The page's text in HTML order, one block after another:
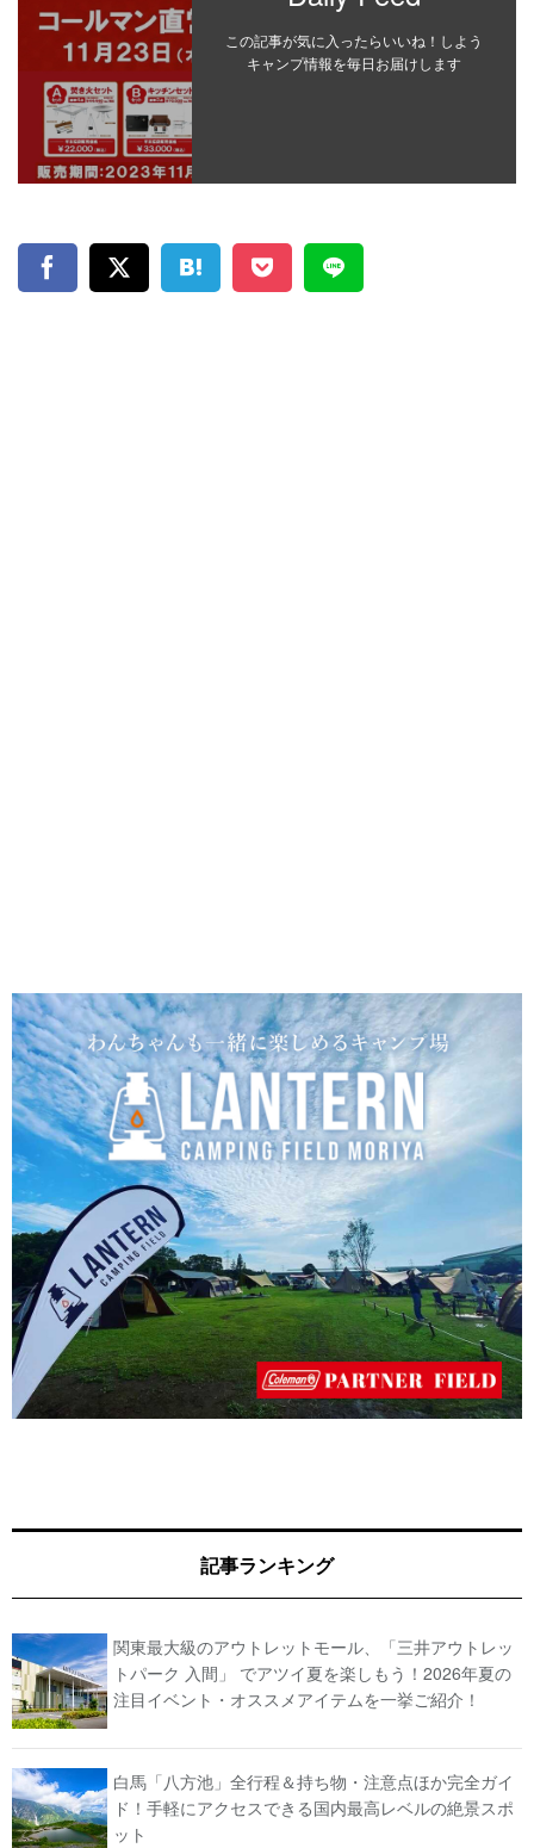
この記事が気に入ったらいいね！しよう
キャンプ情報を毎日お届けします
記事ランキング
関東最大級のアウトレットモール、「三井アウトレッ
トパーク 入間」 でアツイ夏を楽しもう！2026年夏の
注目イベント・オススメアイテムを一挙ご紹介！
白馬「八方池」全行程＆持ち物・注意点ほか完全ガイ
ド！手軽にアクセスできる国内最高レベルの絶景スポ
ット